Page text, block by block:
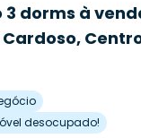
dorms à
desocupado!